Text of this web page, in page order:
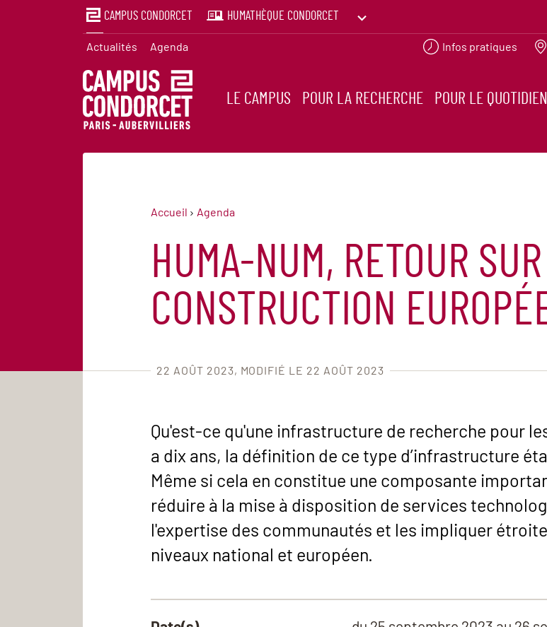
CAMPUS CONDORCET HUMATHÈQUE CONDORCET
PRINTEMPS DES HUMANITÉS
Actualités Agenda Infos pratiques
LE CAMPUS POUR LA RECHERCHE POUR LE QUOTIDIEN
Accueil Agenda
HUMA-NUM, RETOUR
CONSTRUCTION
22 AOÛT 2023 MODIFIÉ LE 22 AOÛT 2023
Qu'est-ce qu'une infrastructure de recherche pour
a dix ans, la définition de ce type d’infrastructure
Même si cela en constitue une composante
réduire à la mise à disposition de services
l'expertise des communautés et les impliquer
niveaux national et européen.